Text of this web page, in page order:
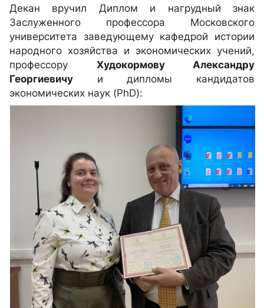
Декан вручил Диплом и нагрудный знак
Заслуженного профессора Московского
университета заведующему кафедрой истории
народного хозяйства и экономических учений,
профессору Худокормову Александру
Георгиевичу и дипломы кандидатов
экономических наук (PhD):